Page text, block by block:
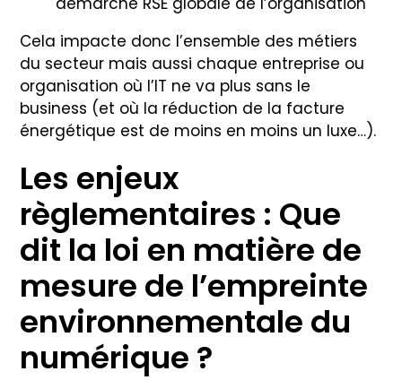
Cela impacte donc l’ensemble des métiers
du secteur mais aussi chaque entreprise ou
organisation où l’IT ne va plus sans le
business (et où la réduction de la facture
énergétique est de moins en moins un luxe…).
Les enjeux
règlementaires : Que
dit la loi en matière de
mesure de l’empreinte
environnementale du
numérique ?